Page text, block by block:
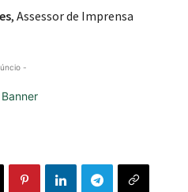
, Assessor de Imprensa
-